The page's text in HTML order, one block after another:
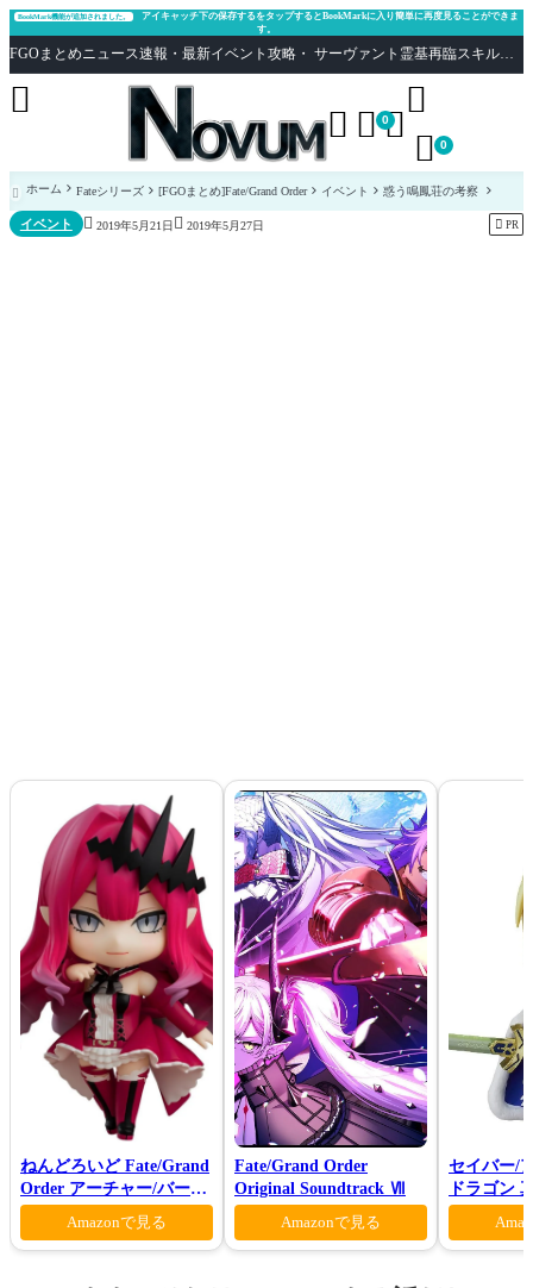
BookMark機能が追加されました。
アイキャッチ下の保存するをタップするとBookMarkに入り簡単に再度見ることができま
す。
FGOまとめニュース速報・最新イベント攻略・ サーヴァント霊基再臨スキル性能評価まとめ Fate/Grand Order
  0

 0

 ホーム Fateシリーズ [FGOまとめ]Fate/Grand Order イベント 惑う鳴鳳荘の考察
イベント  2019年5月21日  2019年5月27日  PR
ねんどろいど Fate/Grand
Order アーチャー/バーヴ
ァン シー
Amazonで見る
Fate/Grand Order
Original Soundtrack Ⅶ
Amazonで見る
セイバー/
ドラゴン